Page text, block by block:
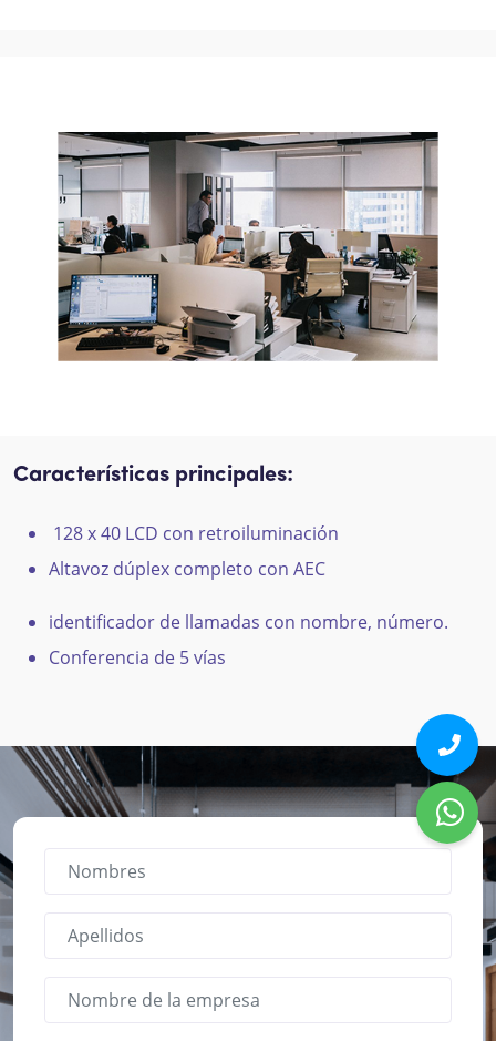
Características principales:
128 x 40 LCD con retroiluminación
Altavoz dúplex completo con AEC
identificador de llamadas con nombre, número.
Conferencia de 5 vías